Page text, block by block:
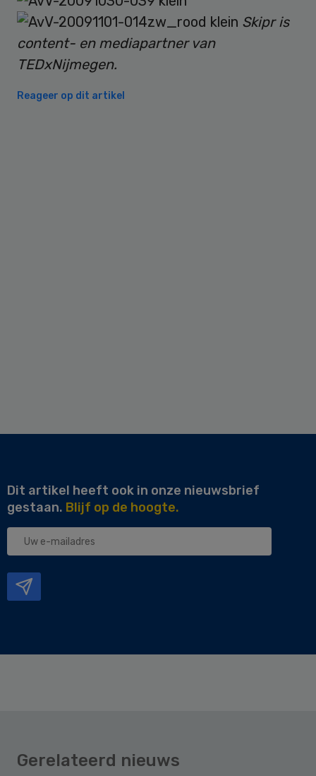
Skipr is
content- en mediapartner van
TEDxNijmegen.
Reageer op dit artikel
Dit artikel heeft ook in onze nieuwsbrief
gestaan. Blijf op de hoogte.
Uw
Gerelateerd nieuws